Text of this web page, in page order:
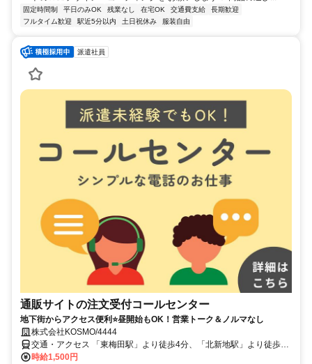
固定時間制 平日のみOK 残業なし 在宅OK 交通費支給
長期歓迎
フルタイム歓迎
駅近5分以内 土日祝休み 服装自由
派遣社員
通販サイトの注文受付コールセンター
地下街からアクセス便利⭐昼開始もOK！営業トーク＆ノルマなし
株式会社KOSMO/4444
交通・アクセス 「東梅田駅」より徒歩4分、「北新地駅」より徒歩6
分、「梅田駅」より徒歩8分
時給1,500円